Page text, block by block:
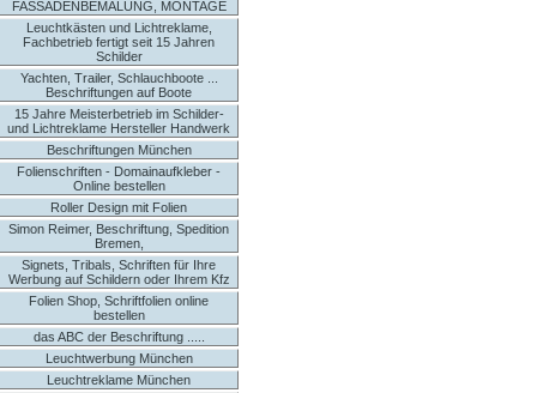
FASSADENBEMALUNG, MONTAGE
Leuchtkästen und Lichtreklame,
Fachbetrieb fertigt seit 15 Jahren
Schilder
Yachten, Trailer, Schlauchboote ...
Beschriftungen auf Boote
15 Jahre Meisterbetrieb im Schilder-
und Lichtreklame Hersteller Handwerk
Beschriftungen München
Folienschriften - Domainaufkleber -
Online bestellen
Roller Design mit Folien
Simon Reimer, Beschriftung, Spedition
Bremen,
Signets, Tribals, Schriften für Ihre
Werbung auf Schildern oder Ihrem Kfz
Folien Shop, Schriftfolien online
bestellen
das ABC der Beschriftung .....
Leuchtwerbung München
Leuchtreklame München